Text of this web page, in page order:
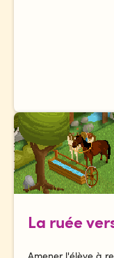
La ruée
Amener l'élève à